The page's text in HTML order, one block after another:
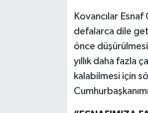
Kovancılar
defalarca dile
önce düşürülmesi
yıllık daha fazla
kalabilmesi için